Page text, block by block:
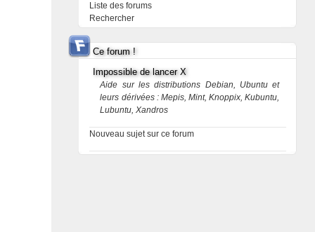
Liste des forums
Rechercher
Ce forum !
Impossible de lancer X
Aide sur les distributions Debian, Ubuntu et
leurs dérivées : Mepis, Mint, Knoppix, Kubuntu,
Lubuntu, Xandros
Nouveau sujet sur ce forum